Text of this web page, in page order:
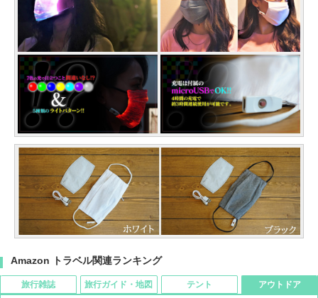
Amazon トラベル関連ランキング
旅行雑誌 旅行ガイド・地図 テント アウトドア